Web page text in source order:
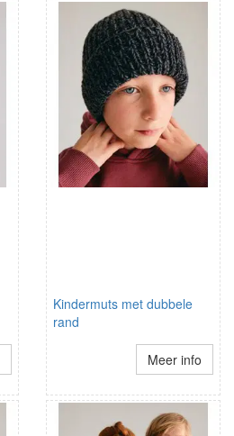
Kindermuts met dubbele
rand
Meer info